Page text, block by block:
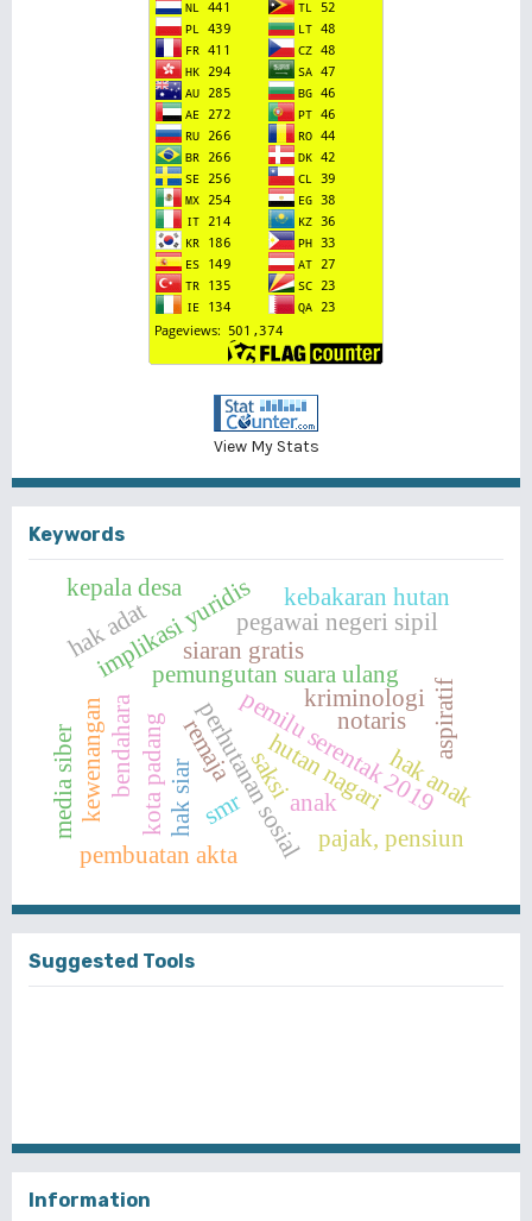
View My Stats
Keywords
pemungutan suara ulang
pemilu serentak 2019
kota padang hutan nagari
perhutanan sosial
implikasi yuridis
hak siar
siaran gratis
pegawai negeri sipil
pajak, pensiun
kriminologi
remaja notaris
pembuatan akta
saksi hak anak
hak adat
aspiratif
anak
smr
bendahara
kewenangan
media siber
kebakaran hutan
kepala desa
Suggested Tools
Information